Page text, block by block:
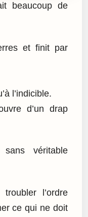
beaucoup de
et finit par
l’indicible.
d’un drap
véritable
l’ordre
ce qui ne doit